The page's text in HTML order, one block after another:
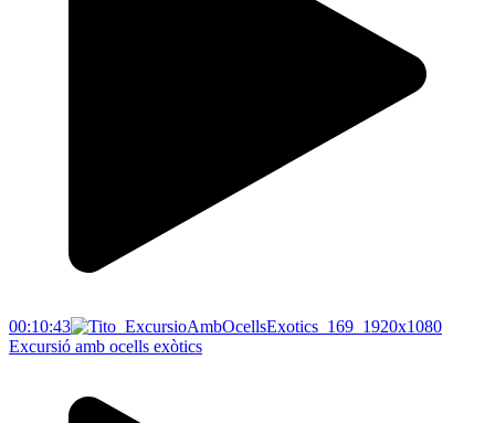
00:10:43
Excursió amb ocells exòtics